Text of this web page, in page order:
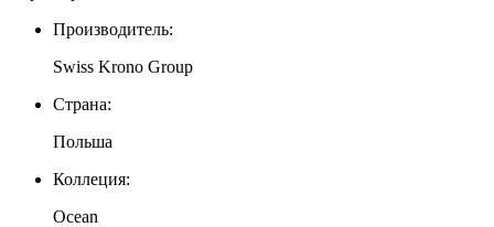
Производитель:
Swiss Krono Group
Страна:
Польша
Коллеция:
Ocean